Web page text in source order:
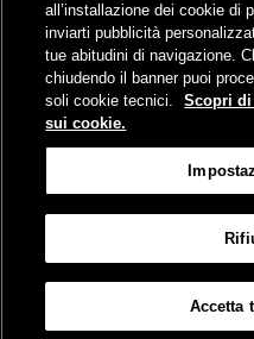
SUD ITALIA E ISOLE
Invio manifestazioni di interesse
Opportunità di locazione
all’installazione dei cookie di
inviarti pubblicità
tue abitudini di navigazione.
chiudendo il banner puoi
soli cookie tecnici.
Scopri
sui cookie.
Accetta